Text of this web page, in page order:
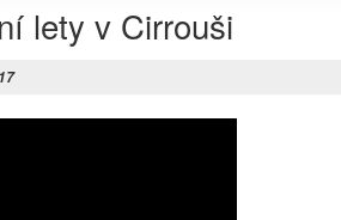
lety v Cirrouši